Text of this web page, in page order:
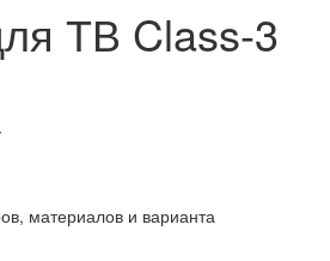
ТВ Class-3
материалов и варианта